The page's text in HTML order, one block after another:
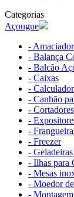
Categorias
Açougue
-
- Balança
- Balcão
- Caixas
-
- Canhão
-
-
-
- Freezer
-
- Ilhas para
- Mesas
- Moedor
-